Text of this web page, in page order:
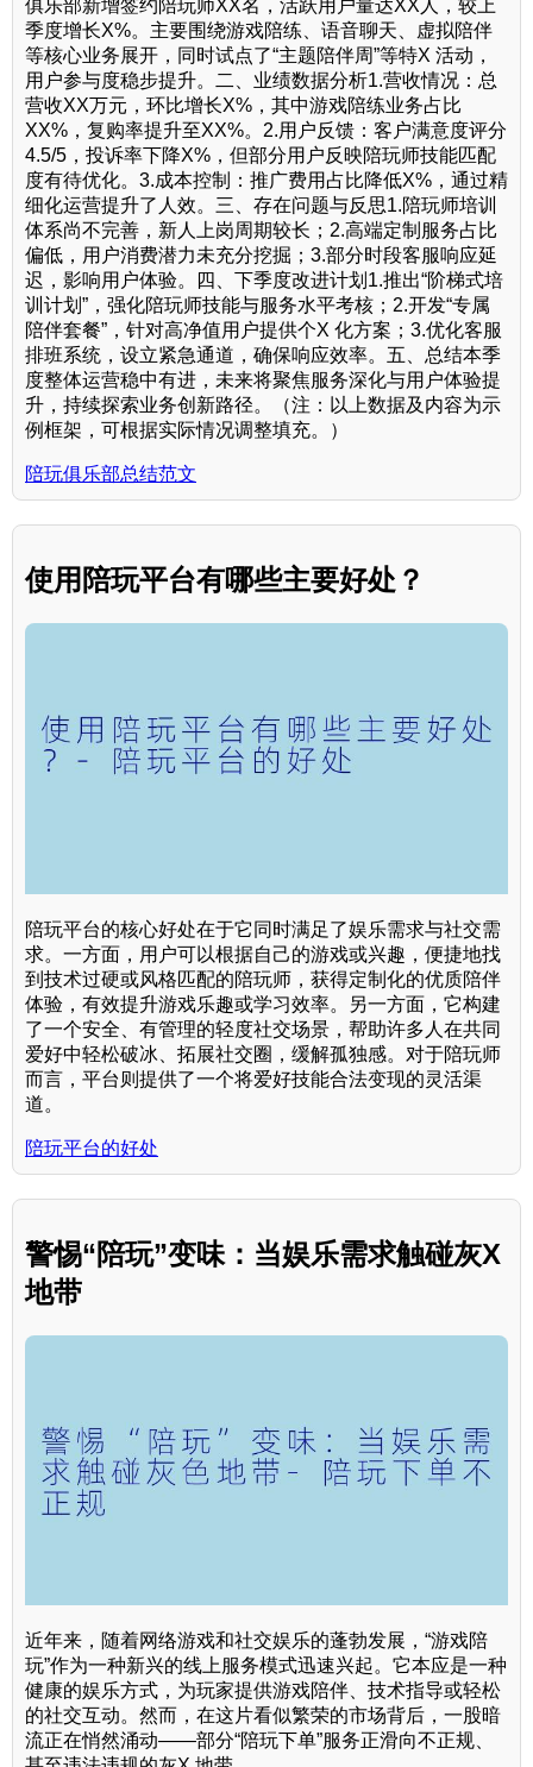
俱乐部新增签约陪玩师XX名，活跃用户量达XX人，较上
季度增长X%。主要围绕游戏陪练、语音聊天、虚拟陪伴
等核心业务展开，同时试点了“主题陪伴周”等特X 活动，
用户参与度稳步提升。二、业绩数据分析1.营收情况：总
营收XX万元，环比增长X%，其中游戏陪练业务占比
XX%，复购率提升至XX%。2.用户反馈：客户满意度评分
4.5/5，投诉率下降X%，但部分用户反映陪玩师技能匹配
度有待优化。3.成本控制：推广费用占比降低X%，通过精
细化运营提升了人效。三、存在问题与反思1.陪玩师培训
体系尚不完善，新人上岗周期较长；2.高端定制服务占比
偏低，用户消费潜力未充分挖掘；3.部分时段客服响应延
迟，影响用户体验。四、下季度改进计划1.推出“阶梯式培
训计划”，强化陪玩师技能与服务水平考核；2.开发“专属
陪伴套餐”，针对高净值用户提供个X 化方案；3.优化客服
排班系统，设立紧急通道，确保响应效率。五、总结本季
度整体运营稳中有进，未来将聚焦服务深化与用户体验提
升，持续探索业务创新路径。（注：以上数据及内容为示
例框架，可根据实际情况调整填充。）
陪玩俱乐部总结范文
使用陪玩平台有哪些主要好处？
陪玩平台的核心好处在于它同时满足了娱乐需求与社交需
求。一方面，用户可以根据自己的游戏或兴趣，便捷地找
到技术过硬或风格匹配的陪玩师，获得定制化的优质陪伴
体验，有效提升游戏乐趣或学习效率。另一方面，它构建
了一个安全、有管理的轻度社交场景，帮助许多人在共同
爱好中轻松破冰、拓展社交圈，缓解孤独感。对于陪玩师
而言，平台则提供了一个将爱好技能合法变现的灵活渠
道。
陪玩平台的好处
警惕“陪玩”变味：当娱乐需求触碰灰X
地带
近年来，随着网络游戏和社交娱乐的蓬勃发展，“游戏陪
玩”作为一种新兴的线上服务模式迅速兴起。它本应是一种
健康的娱乐方式，为玩家提供游戏陪伴、技术指导或轻松
的社交互动。然而，在这片看似繁荣的市场背后，一股暗
流正在悄然涌动——部分“陪玩下单”服务正滑向不正规、